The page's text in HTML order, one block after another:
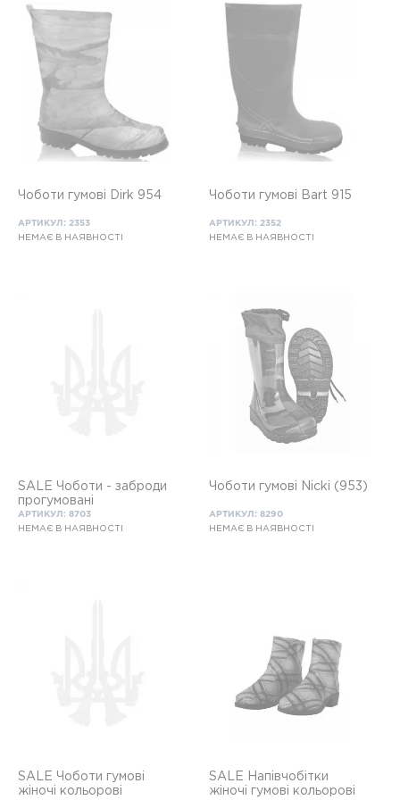
Чоботи гумові Dirk 954
АРТИКУЛ: 2353
НЕМАЄ В НАЯВНОСТІ
Чоботи гумові Bart 915
АРТИКУЛ: 2352
НЕМАЄ В НАЯВНОСТІ
SALE Чоботи - заброди
прогумовані
АРТИКУЛ: 8703
НЕМАЄ В НАЯВНОСТІ
Чоботи гумові Nicki (953)
АРТИКУЛ: 8290
НЕМАЄ В НАЯВНОСТІ
SALE Чоботи гумові
жіночі кольорові
SALE Напівчобітки
жіночі гумові кольорові